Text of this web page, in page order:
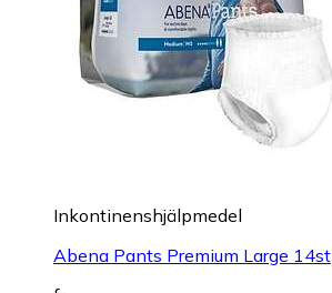
Inkontinenshjälpmedel
Abena Pants Premium Large 14st